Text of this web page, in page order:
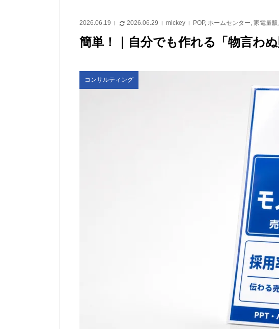
2026.06.19 2026.06.29 mickey POP, ホームセンター, 家電量
簡単！｜自分でも作れる「物言わ
コンサルティング